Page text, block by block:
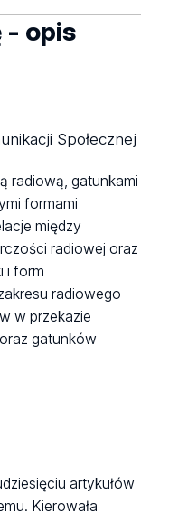
- opis
Społecznej
radiową, gatunkami
formami
między
radiowej oraz
i form
radiowego
w przekazie
gatunków
artykułów
Kierowała